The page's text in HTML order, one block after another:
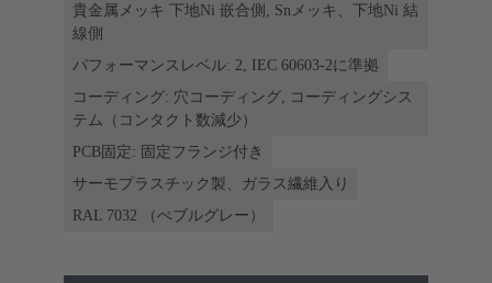
貴金属メッキ 下地Ni 嵌合側, Snメッキ、下地Ni 結
線側
パフォーマンスレベル: 2, IEC 60603-2に準拠
コーディング: 穴コーディング, コーディングシス
テム（コンタクト数減少）
PCB固定: 固定フランジ付き
サーモプラスチック製、ガラス繊維入り
RAL 7032 （ぺブルグレー）